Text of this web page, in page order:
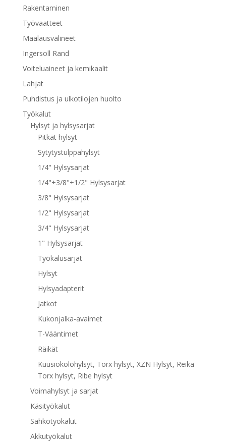
Rakentaminen
Työvaatteet
Maalausvälineet
Ingersoll Rand
Voiteluaineet ja kemikaalit
Lahjat
Puhdistus ja ulkotilojen huolto
Työkalut
Hylsyt ja hylsysarjat
Pitkät hylsyt
Sytytystulppahylsyt
1/4" Hylsysarjat
1/4"+3/8"+1/2" Hylsysarjat
3/8" Hylsysarjat
1/2" Hylsysarjat
3/4" Hylsysarjat
1" Hylsysarjat
Työkalusarjat
Hylsyt
Hylsyadapterit
Jatkot
Kukonjalka-avaimet
T-Vääntimet
Räikät
Kuusiokolohylsyt, Torx hylsyt, XZN Hylsyt, Reikä
Torx hylsyt, Ribe hylsyt
Voimahylsyt ja sarjat
Käsityökalut
Sähkötyökalut
Akkutyökalut